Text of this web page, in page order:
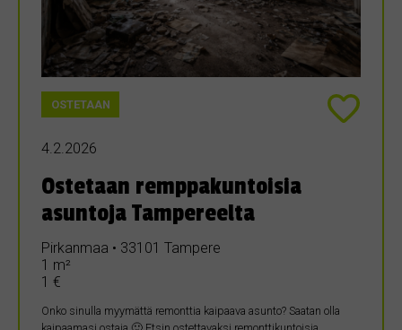
OSTETAAN
4.2.2026
Ostetaan remppakuntoisia
asuntoja Tampereelta
Pirkanmaa • 33101 Tampere
1 m²
1 €
Onko sinulla myymättä remonttia kaipaava asunto? Saatan olla